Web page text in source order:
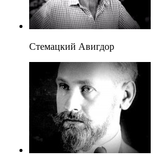
Стемацкий Авигдор